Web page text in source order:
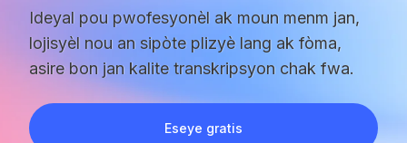
Ideyal pou pwofesyonèl ak moun menm jan,
lojisyèl nou an sipòte plizyè lang ak fòma,
asire bon jan kalite transkripsyon chak fwa.
Eseye gratis